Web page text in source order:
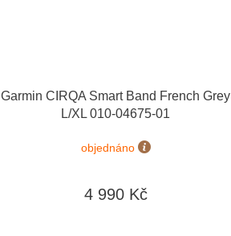
Garmin CIRQA Smart Band French Grey
L/XL 010-04675-01
objednáno
4 990 Kč